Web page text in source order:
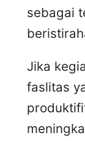
sebagai
Jika
faslitas